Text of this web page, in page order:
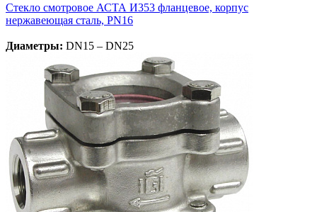
Стекло смотровое АСТА И353 фланцевое, корпус
нержавеющая сталь, PN16
Диаметры: DN15 – DN25